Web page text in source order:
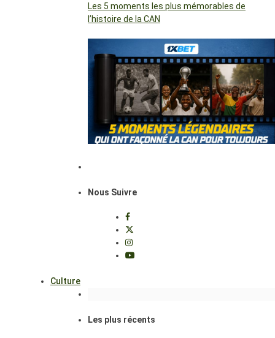
Les 5 moments les plus mémorables de
l’histoire de la CAN
Nous Suivre
Culture
Les plus récents